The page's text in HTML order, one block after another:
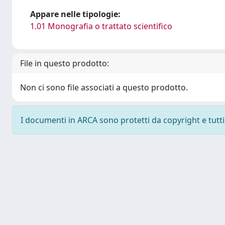
Appare nelle tipologie:
1.01 Monografia o trattato scientifico
File in questo prodotto:
Non ci sono file associati a questo prodotto.
I documenti in ARCA sono protetti da copyright e